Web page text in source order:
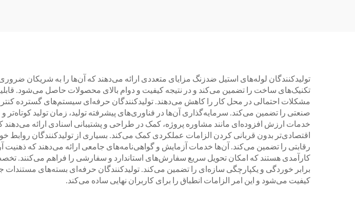
تولیدکنندگان لوله‌های استیل ضدزنگ مزایای متعددی ارائه می‌دهند که آن‌ها را به شریکان
تکنیک‌های ساخت را تضمین می‌کند و در نتیجه کیفیت و دوام بالای محصولات حاصل می‌شود.
مشکلات احتمالی در محل کار را کاهش می‌دهند. تولیدکنندگان حرفه‌ای سیستم‌های گسترده
صنعتی را تضمین می‌کند. سرمایه‌گذاری آن‌ها در فناوری‌های پیشرفته تولید، زمان تولید
خدمات ارزش افزوده‌ای مانند مشاوره پروژه، کمک در طراحی و پشتیبانی اسنادی ارائه
اقتصادی‌تر بدون قربانی کردن الزامات عملکردی کمک می‌کند. بسیاری از تولیدکنندگان
رقابتی را تضمین می‌کند. آن‌ها خدمات آزمایش و گواهی‌نامه‌های جامعی ارائه می‌دهند که ذهنیت
کارآمدی هستند که امکان تحویل سریع سفارش‌های استاندارد و سفارشی را فراهم می‌کنند.
برابر خوردگی و یکپارچگی سازه‌ای را تضمین می‌کند. تولیدکنندگان حرفه‌ای بسته‌های
کیفیت می‌شود و این امر الزامات انطباق را برای کاربران نهایی ساده می‌کند.